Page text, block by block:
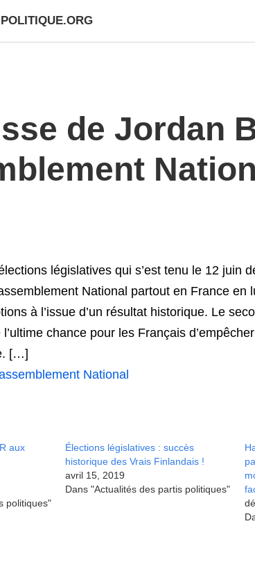
POLITIQUE.ORG
de Jordan
législatives qui s’est tenu le 12 juin
National partout en France en
à l’issue d’un résultat historique. Le
chance pour les Français
[…]
National
aux
politiques"
Élections législatives : succès
historique des Vrais Finlandais !
avril 15, 2019
Dans "Actualités des partis politiques"